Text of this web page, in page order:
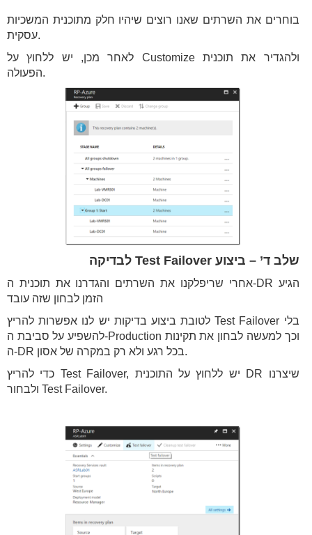
בוחרים את השרתים שאנו רוצים שיהיו חלק מתוכנית המשכיות
עסקית.
לאחר מכן, יש ללחוץ על Customize ולהגדיר את תוכנית
הפעולה.
שלב ד’ – ביצוע Test Failover לבדיקה
אחרי שריפלקנו את השרתים והגדרנו את תוכנית ה-DR הגיע
לטובת ביצוע בדיקות יש לנו אפשרות להריץ Test Failover בלי
להשפיע על סביבת ה-Production וכך למעשה לבחון את תקינות
ה-DR בכל רגע ולא רק במקרה של אסון.
כדי להריץ Test Failover, יש ללחוץ על התוכנית DR שיצרנו
ולבחור Test Failover.